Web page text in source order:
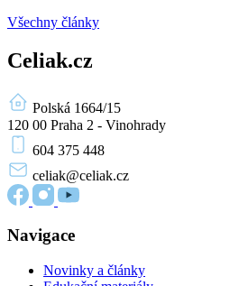
Všechny články
Celiak.cz
Polská 1664/15
120 00 Praha 2 - Vinohrady
604 375 448
celiak@celiak.cz
Navigace
Novinky a články